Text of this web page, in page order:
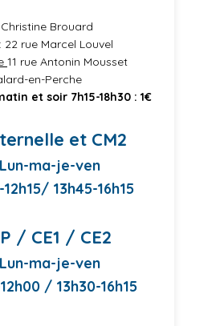
Brouard
: 22 rue Marcel Louvel
11 rue Antonin Mousset
en-Perche
et soir 7h15-18h30 : 1€
et CM2
Lun-ma-je-ven
13h45-16h15
/ CE1 / CE2
Lun-ma-je-ven
/ 13h30-16h15